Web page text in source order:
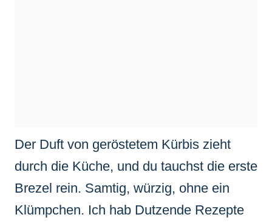
Der Duft von geröstetem Kürbis zieht
durch die Küche, und du tauchst die erste
Brezel rein. Samtig, würzig, ohne ein
Klümpchen. Ich hab Dutzende Rezepte